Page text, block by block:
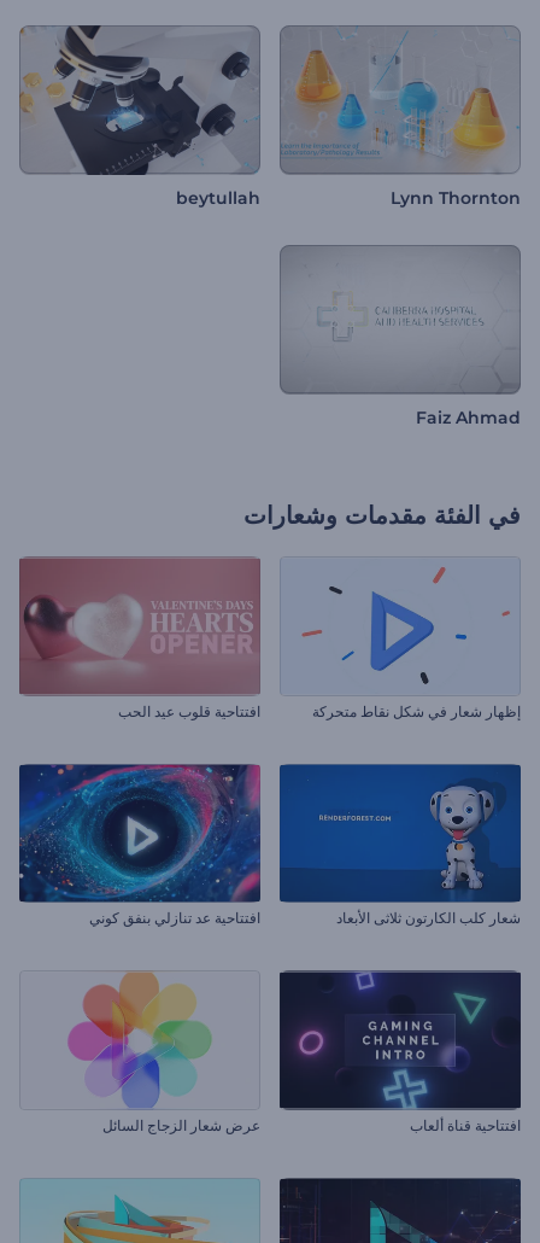
Lynn Thornton
beytullah
Faiz Ahmad
في الفئة مقدمات وشعارات
إظهار شعار في شكل نقاط متحركة افتتاحية قلوب عيد الحب
شعار كلب الكارتون ثلاثى الأبعاد افتتاحية عد تنازلي بنفق كوني
افتتاحية قناة ألعاب عرض شعار الزجاج السائل